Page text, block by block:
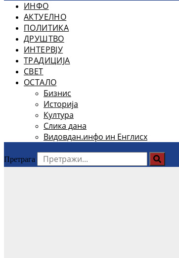
ИНФО
АКТУЕЛНО
ПОЛИТИКА
ДРУШТВО
ИНТЕРВЈУ
ТРАДИЦИЈА
СВЕТ
ОСТАЛО
Бизнис
Историја
Култура
Слика дана
Видовдан.инфо ин Енглисх
Претрага